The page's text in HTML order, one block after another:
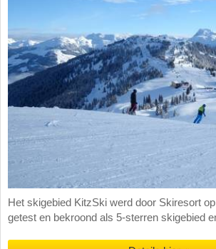
Het skigebied KitzSki werd door Skiresort
getest en bekroond als 5-sterren skigebied